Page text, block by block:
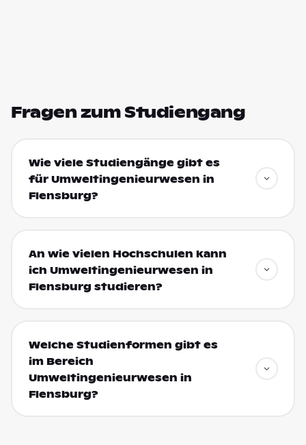
Fragen zum Studiengang
Wie viele Studiengänge gibt es
für Umweltingenieurwesen in
Flensburg?
An wie vielen Hochschulen kann
ich Umweltingenieurwesen in
Flensburg studieren?
Welche Studienformen gibt es
im Bereich
Umweltingenieurwesen in
Flensburg?